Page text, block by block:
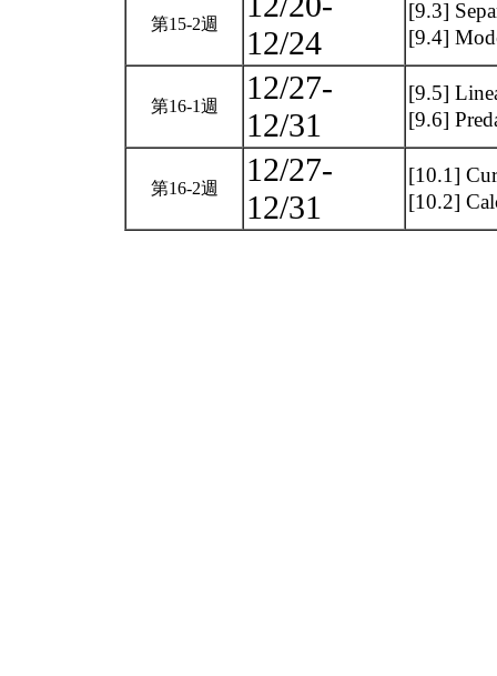
第15-2週
12/24
[9.3]
[9.4]
第16-1週
12/27-
12/31
[9.5]
[9.6]
第16-2週
12/27-
12/31
[10.1]
[10.2]